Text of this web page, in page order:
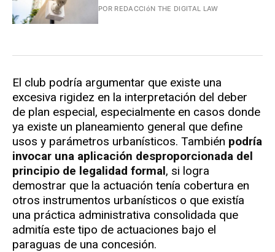
POR REDACCIóN THE DIGITAL LAW
El club podría argumentar que existe una
excesiva rigidez en la interpretación del deber
de plan especial, especialmente en casos donde
ya existe un planeamiento general que define
usos y parámetros urbanísticos. También podría
invocar una aplicación desproporcionada del
principio de legalidad formal, si logra
demostrar que la actuación tenía cobertura en
otros instrumentos urbanísticos o que existía
una práctica administrativa consolidada que
admitía este tipo de actuaciones bajo el
paraguas de una concesión.